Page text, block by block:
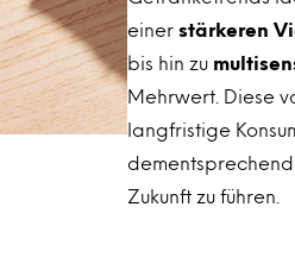
einer stärkeren
bis hin zu
Mehrwert. Diese
langfristige
Zukunft zu führen.